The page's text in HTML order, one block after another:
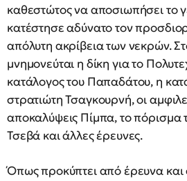
καθεστώτος να αποσιωπήσει το
κατέστησε αδύνατο τον
απόλυτη ακρίβεια των νεκρών.
μνημονεύται η δίκη για το
κατάλογος του Παπαδάτου, η
στρατιώτη Τσαγκουρνή, οι
αποκαλύψεις Πίμπα, το πόρισμα
Τσεβά και άλλες έρευνες.
Όπως προκύπτει από έρευνα και